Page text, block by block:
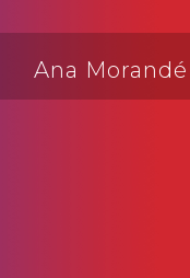
Ana Morandé